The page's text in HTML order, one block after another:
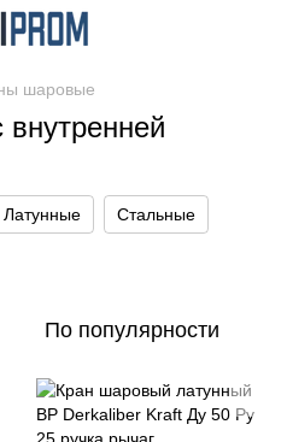
шаровые
Латунные Стальные
По популярности